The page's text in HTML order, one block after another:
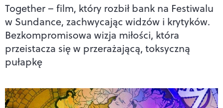
Together – film, który rozbił bank na Festiwalu
w Sundance, zachwycając widzów i krytyków.
Bezkompromisowa wizja miłości, która
przeistacza się w przerażającą, toksyczną
pułapkę